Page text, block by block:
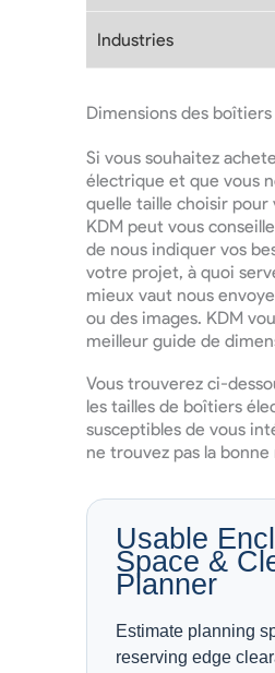
Industries
Dimensions des
Si vous souhaitez
électrique et que vous
quelle taille choisir
KDM peut vous
de nous indiquer vos
votre projet, à quoi
mieux vaut nous
ou des images. KDM
meilleur guide de
Vous trouverez ci-
les tailles de boîtiers
susceptibles de vous
ne trouvez pas la bonne
Usable
Space &
Planner
Estimate planning
reserving edge